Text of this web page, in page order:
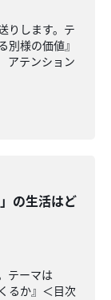
りします。テ
別様の価値』
テンション
の生活はど
テーマは
るか』＜目次